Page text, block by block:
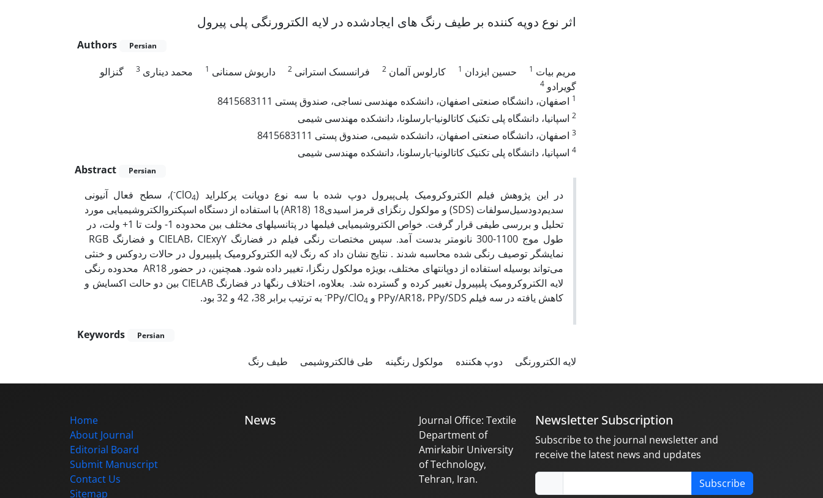
اثر نوع دوپه کننده بر طیف رنگ های ایجادشده در لایه الکترورنگی پلی پیرول
Authors Persian
مریم بیات 1 حسین ایزدان 1 کارلوس آلمان 2 فرانسسک استرانی 2 داریوش سمنانی 1 محمد دیناری 3
گنزالو
گویرادو 4
1 اصفهان، دانشگاه صنعتی اصفهان، دانشکده مهندسی نساجی، صندوق پستی 8415683111
2 اسپانیا، دانشگاه پلی تکنیک کاتالونیا-بارسلونا، دانشکده مهندسی شیمی
3 اصفهان، دانشگاه صنعتی اصفهان، دانشکده شیمی، صندوق پستی 8415683111
4 اسپانیا، دانشگاه پلی تکنیک کاتالونیا-بارسلونا، دانشکده مهندسی شیمی
Abstract
Persian
در این پژوهش فیلم الکتروکرومیک پلی‌پیرول دوپ شده با سه نوع دوپانت پرکلراید (ClO4
-)، سطح فعال آنیونی
سدیم‌دو‌دسیل‌سولفات (SDS) و مولکول رنگزای قرمز اسیدی‌18 (AR18) با استفاده از دستگاه اسپکتروالکتروشیمیایی مورد
تحلیل و بررسی طیفی قرار گرفت. خواص الکتروشیمیایی فیلم­ها در پتانسیل­های مختلف بین محدوده 1- ولت تا 1+ ولت، در
نمایشگر توصیف رنگی شده محاسبه شدند . نتایج نشان داد که رنگ لایه الکتروکرومیک پلی­پیرول در حالات ردوکس و خنثی
می‌تواند بوسیله استفاده از دوپانت­های مختلف، بویژه مولکول رنگزا، تغییر داده شود. همچنین، در حضور AR18 محدوده رنگی
لایه الکتروکرومیک پلی­پیرول تغییر کرده و گسترده ­شد. بعلاوه، اختلاف رنگ­ها در فضارنگ CIELAB بین دو حالت اکسایش و
کاهش یافته در سه فیلم PPy/AR18، PPy/SDS و PPy/ClO
4
- به ترتیب برابر 38، 42 و 32 بود.
Keywords Persian
لایه الکترورنگی دوپ هکننده مولکول رنگینه طی فالکتروشیمی طیف رنگ
Home
About Journal
Editorial Board
Submit Manuscript
Contact Us
Sitemap
News
Journal Office: Textile
Department of
Amirkabir University
of Technology,
Tehran, Iran.
Newsletter Subscription
Subscribe to the journal newsletter and
receive the latest news and updates
Subscribe